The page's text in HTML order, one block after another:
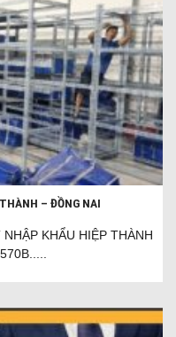
– ĐỒNG NAI
KHẨU HIỆP THÀNH